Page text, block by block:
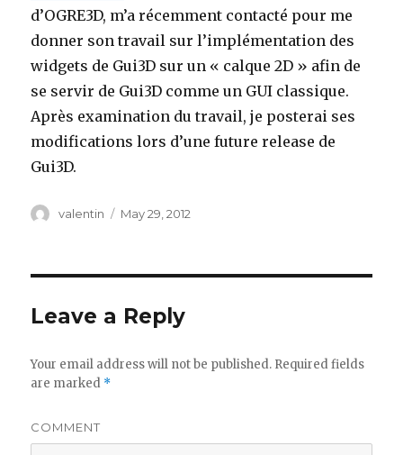
d’OGRE3D, m’a récemment contacté pour me
donner son travail sur l’implémentation des
widgets de Gui3D sur un « calque 2D » afin de
se servir de Gui3D comme un GUI classique.
Après examination du travail, je posterai ses
modifications lors d’une future release de
Gui3D.
Author
valentin
Posted
May 29, 2012
Leave a Reply
Your email address will not be published. Required fields
are marked *
COMMENT